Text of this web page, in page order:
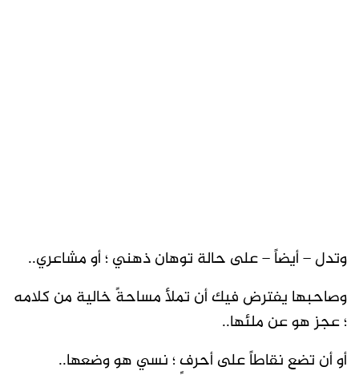
وتدل – أيضاً – على حالة توهان ذهني ؛ أو مشاعري..
وصاحبها يفترض فيك أن تملأ مساحةً خالية من كلامه
؛ عجز هو عن ملئها..
أو أن تضع نقاطاً على أحرفٍ ؛ نسي هو وضعها..